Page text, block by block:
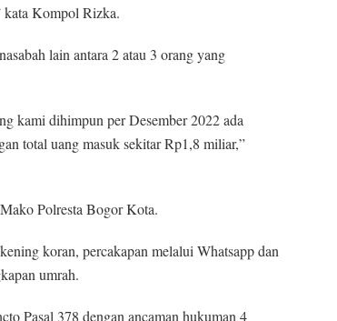
kata Kompol Rizka.
lain antara 2 atau 3 orang yang
kami dihimpun per Desember 2022 ada
total uang masuk sekitar Rp1,8 miliar,”
Polresta Bogor Kota.
koran, percakapan melalui Whatsapp dan
umrah.
Pasal 378 dengan ancaman hukuman 4